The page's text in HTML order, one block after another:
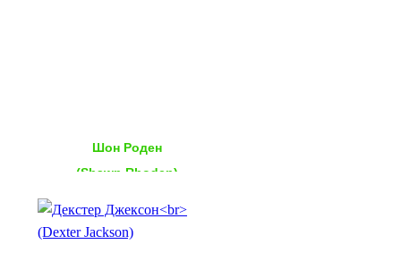
Шон Роден
(Shawn Rhoden)